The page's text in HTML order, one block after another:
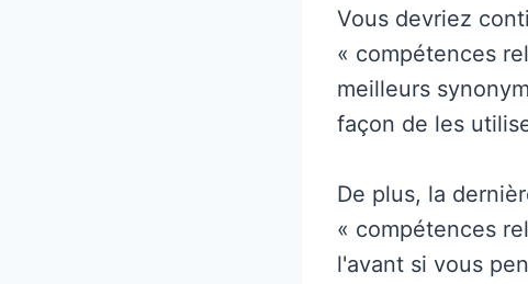
Vous devriez
« compétences
meilleurs
façon de les
De plus, la
« compétences
l'avant si vous